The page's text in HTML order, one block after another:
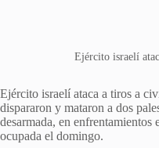
Ejército israelí
Ejército israelí ataca a tiros a
dispararon y mataron a dos
desarmada, en enfrentamientos
ocupada el domingo.